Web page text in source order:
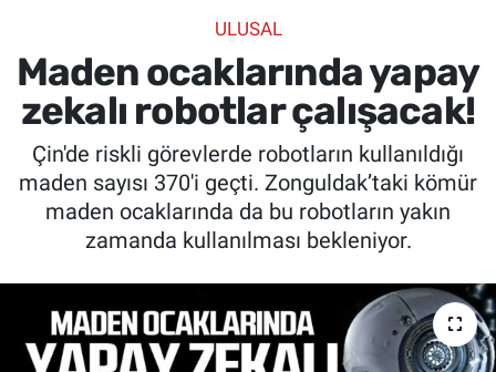
ULUSAL
Maden ocaklarında yapay
zekalı robotlar çalışacak!
Çin'de riskli görevlerde robotların kullanıldığı
maden sayısı 370'i geçti. Zonguldak’taki kömür
maden ocaklarında da bu robotların yakın
zamanda kullanılması bekleniyor.
SPOR
SAĞLIK